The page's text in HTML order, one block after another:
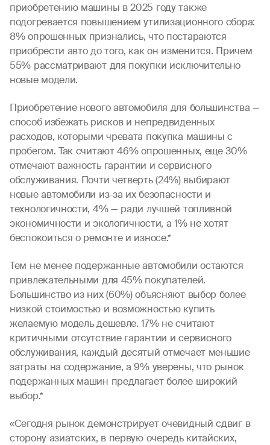
приобретению машины в 2025 году также
подогревается повышением утилизационного сбора:
8% опрошенных признались, что постараются
приобрести авто до того, как он изменится. Причем
55% рассматривают для покупки исключительно
новые модели.
Приобретение нового автомобиля для большинства —
способ избежать рисков и непредвиденных
расходов, которыми чревата покупка машины с
пробегом. Так считают 46% опрошенных, еще 30%
отмечают важность гарантии и сервисного
обслуживания. Почти четверть (24%) выбирают
новые автомобили из-за их безопасности и
технологичности, 4% — ради лучшей топливной
экономичности и экологичности, а 1% не хотят
беспокоиться о ремонте и износе.*
Тем не менее подержанные автомобили остаются
привлекательными для 45% покупателей.
Большинство из них (60%) объясняют выбор более
низкой стоимостью и возможностью купить
желаемую модель дешевле. 17% не считают
критичными отсутствие гарантии и сервисного
обслуживания, каждый десятый отмечает меньшие
затраты на содержание, а 9% уверены, что рынок
подержанных машин предлагает более широкий
выбор.*
«Сегодня рынок демонстрирует очевидный сдвиг в
сторону азиатских, в первую очередь китайских,